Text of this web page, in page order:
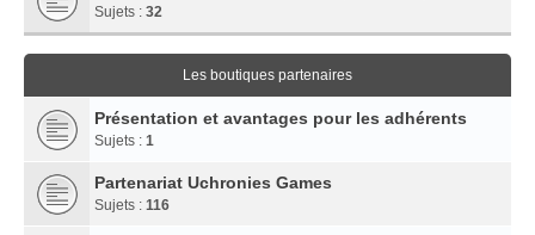
Sujets : 32
Les boutiques partenaires
Présentation et avantages pour les adhérents
Sujets : 1
Partenariat Uchronies Games
Sujets : 116